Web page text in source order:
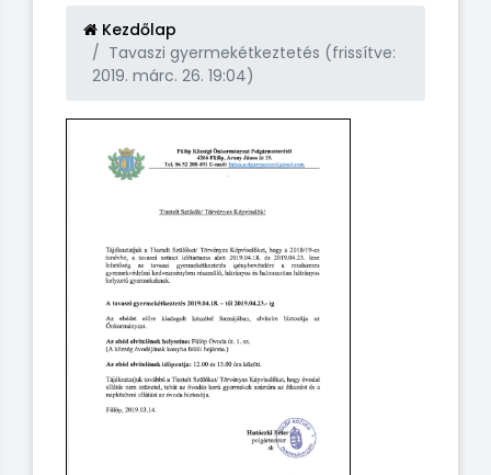
Kezdőlap
Tavaszi gyermekétkeztetés (frissítve:
2019. márc. 26. 19:04)